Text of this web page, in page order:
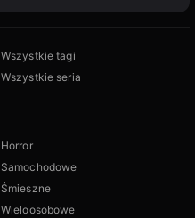
Wszystkie tagi
Wszystkie seria
Horror
Samochodowe
Śmieszne
Wieloosobowe